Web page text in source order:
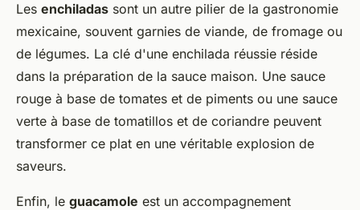
Les enchiladas sont un autre pilier de la gastronomie
mexicaine, souvent garnies de viande, de fromage ou
de légumes. La clé d'une enchilada réussie réside
dans la préparation de la sauce maison. Une sauce
rouge à base de tomates et de piments ou une sauce
verte à base de tomatillos et de coriandre peuvent
transformer ce plat en une véritable explosion de
saveurs.
Enfin, le guacamole est un accompagnement